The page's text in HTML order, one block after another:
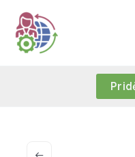
Skip
content